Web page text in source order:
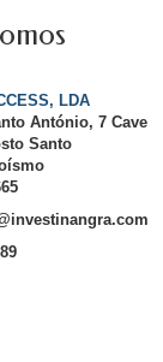
LDA
António, 7 Cave
Santo